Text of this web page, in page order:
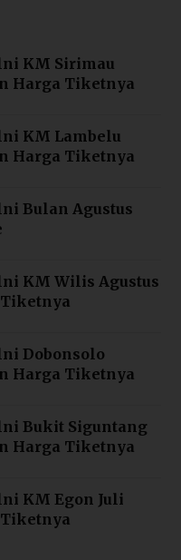
KM Sirimau
Harga Tiketnya
KM Lambelu
Harga Tiketnya
Bulan Agustus
KM Wilis Agustus
Tiketnya
Dobonsolo
Harga Tiketnya
Bukit Siguntang
Harga Tiketnya
KM Egon Juli
Tiketnya